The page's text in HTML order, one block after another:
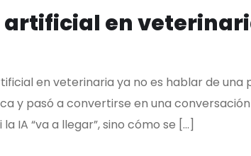
en
en veterinaria ya no es hablar de
y pasó a convertirse en una
IA “va a llegar”, sino cómo se […]